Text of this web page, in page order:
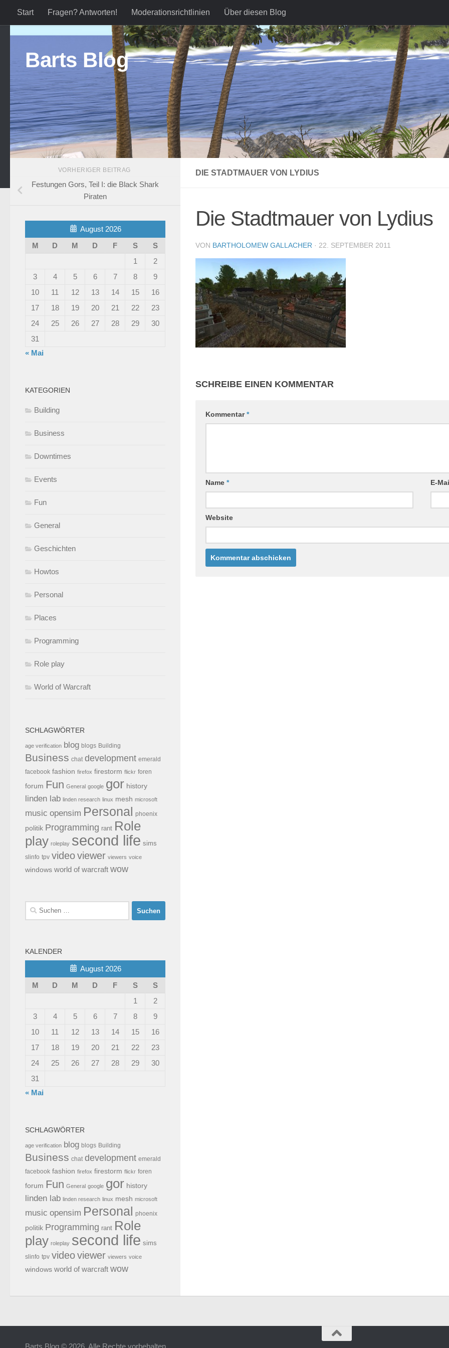
Zum Inhalt springen
Start Fragen? Antworten! Moderationsrichtlinien Über diesen Blog
Barts Blog
DIE STADTMAUER VON LYDIUS
Die Stadtmauer von Lydius
VON BARTHOLOMEW GALLACHER · 22. SEPTEMBER 2011
SCHREIBE EINEN KOMMENTAR
Kommentar*
Name * E-
Website
VORHERIGER BEITRAG
Festungen Gors, Teil I: die Black Shark
Piraten
August 2026
M
D M D F S
S
1
2
3
4 5 6 7 8
9
10
11 12 13 14 15
16
17
18 19 20 21 22
23
24
25 26 27 28 29
30
31
« Mai
KATEGORIEN
Building
Business
Downtimes
Events
Fun
General
Geschichten
Howtos
Personal
Places
Programming
Role play
World of Warcraft
SCHLAGWÖRTER
age verification blog blogs Building
Business chat development emerald
facebook fashion firefox firestorm flickr foren
forum Fun General google gor history
linden lab linden research linux mesh microsoft
music opensim Personal phoenix
politik Programming rant Role
play roleplay second life sims
slinfo tpv videoviewer viewers voice
windows world of warcraft wow
Suchen
nach:
KALENDER
August 2026
M
D M D F S
S
1
2
3
4 5 6 7 8
9
10
11 12 13 14 15
16
17
18 19 20 21 22
23
24
25 26 27 28 29
30
31
« Mai
SCHLAGWÖRTER
age verification blog blogs Building
Business chat development emerald
facebook fashion firefox firestorm flickr foren
forum Fun General google gor history
linden lab linden research linux mesh microsoft
music opensim Personal phoenix
politik Programming rant Role
play roleplay second life sims
slinfo tpv videoviewer viewers voice
windows world of warcraft wow